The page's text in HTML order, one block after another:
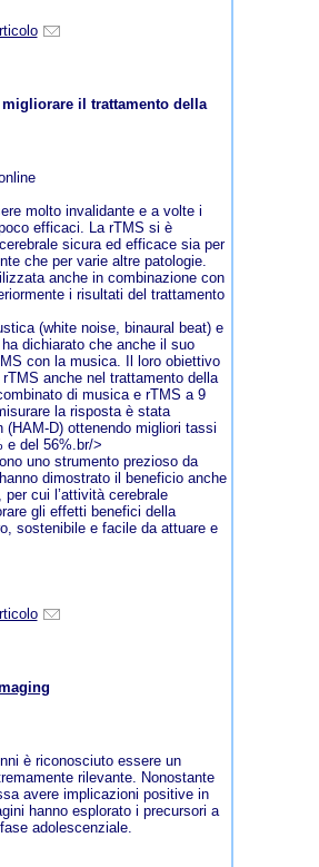
il trattamento della
molto invalidante e a volte i
efficaci. La rTMS si è
sicura ed efficace sia per
che per varie altre patologie.
anche in combinazione con
i risultati del trattamento
(white noise, binaural beat) e
dichiarato che anche il suo
con la musica. Il loro obiettivo
anche nel trattamento della
di musica e rTMS a 9
la risposta è stata
D) ottenendo migliori tassi
e del 56%.br/>
uno strumento prezioso da
dimostrato il beneficio anche
cui l’attività cerebrale
gli effetti benefici della
sostenibile e facile da attuare e
è riconosciuto essere un
rilevante. Nonostante
avere implicazioni positive in
hanno esplorato i precursori a
adolescenziale.